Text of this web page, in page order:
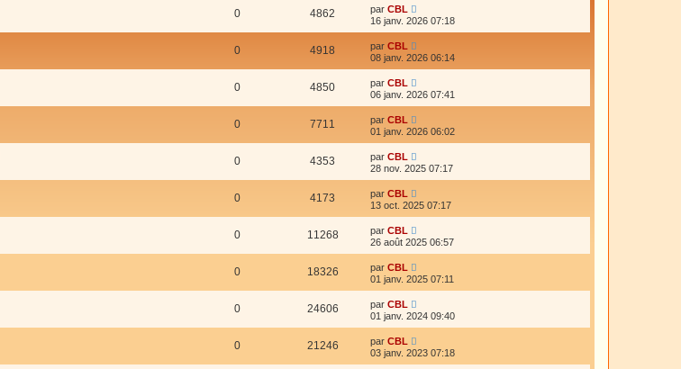
0 4862 par CBL
16 janv. 2026 07:18
0 4918 par CBL
08 janv. 2026 06:14
0 4850 par CBL
06 janv. 2026 07:41
0 7711 par CBL
01 janv. 2026 06:02
0 4353 par CBL
28 nov. 2025 07:17
0 4173 par CBL
13 oct. 2025 07:17
0 11268 par CBL
26 août 2025 06:57
0 18326 par CBL
01 janv. 2025 07:11
0 24606 par CBL
01 janv. 2024 09:40
0 21246 par CBL
03 janv. 2023 07:18